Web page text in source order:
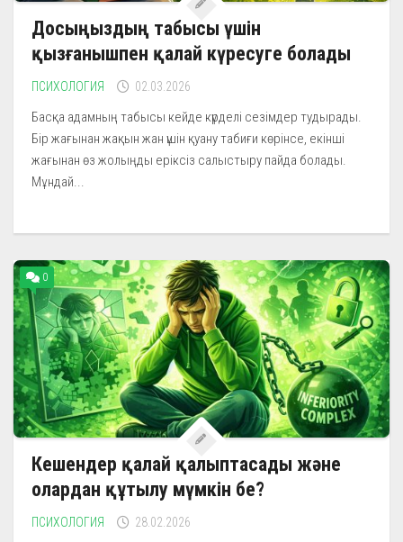
Досыңыздың табысы үшін
қызғанышпен қалай күресуге болады
ПСИХОЛОГИЯ 02.03.2026
Басқа адамның табысы кейде күрделі сезімдер тудырады.
Бір жағынан жақын жан үшін қуану табиғи көрінсе, екінші
жағынан өз жолыңды еріксіз салыстыру пайда болады.
Мұндай...
0
Кешендер қалай қалыптасады және
олардан құтылу мүмкін бе?
ПСИХОЛОГИЯ 28.02.2026